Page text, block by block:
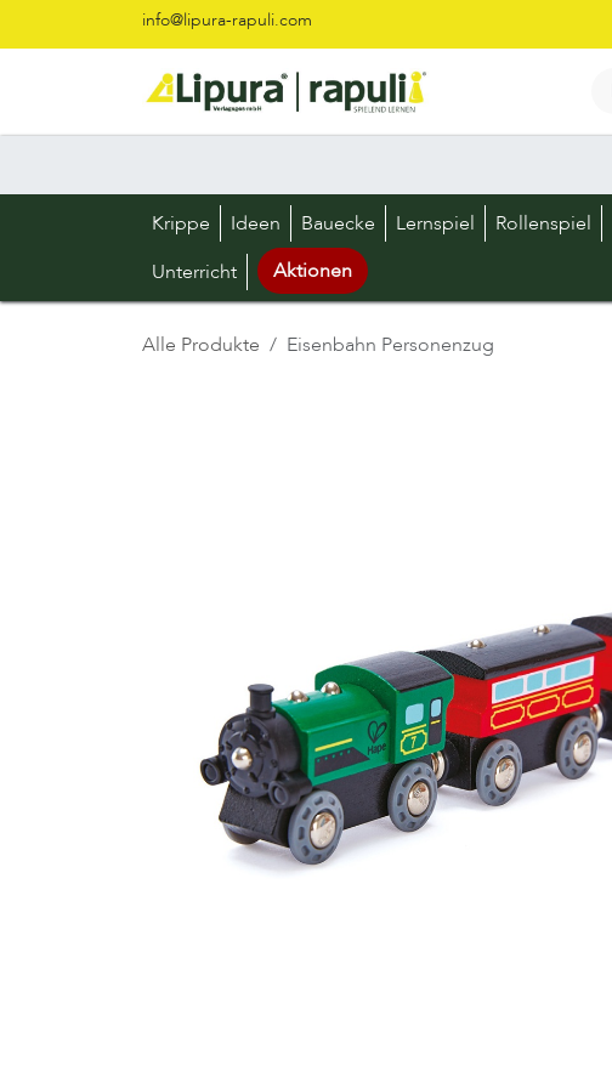
Zum Inhalt springeninfo@lipura-rapuli.com
Krippe Ideen Bauecke Lernspiel Rollenspiel
Unterricht
Aktionen
Alle Produkte Eisenbahn Personenzug